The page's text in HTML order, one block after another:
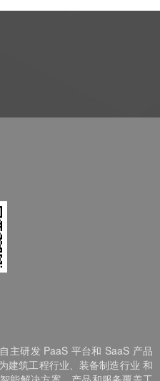
主研发 PaaS 平台和 SaaS 产品
建筑工程行业、装备制造行业 和